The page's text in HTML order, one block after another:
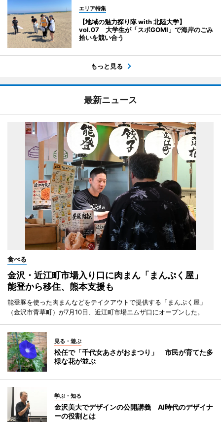
エリア特集
【地域の魅力探り隊 with 北陸大学】
vol.07 大学生が「スポGOMI」で海岸のごみ
拾いを競い合う
もっと見る
最新ニュース
食べる
金沢・近江町市場入り口に肉まん「まんぷく屋」
能登から移住、熊本支援も
能登豚を使った肉まんなどをテイクアウトで提供する「まんぷく屋」
（金沢市青草町）が7月10日、近江町市場エムザ口にオープンした。
見る・遊ぶ
松任で「千代女あさがおまつり」 市民が育てた多
様な花が並ぶ
学ぶ・知る
金沢美大でデザインの公開講義 AI時代のデザイナ
ーの役割とは